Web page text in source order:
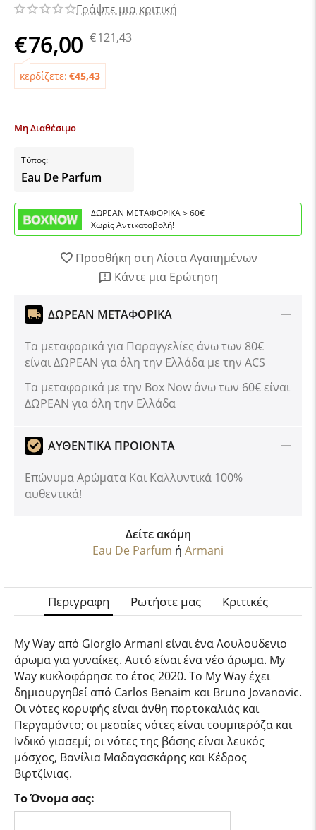
Γράψτε μια κριτική
€76,00 €121,43
κερδίζετε: €45,43
Μη Διαθέσιμο
Τύπος:
Eau De Parfum
ΔΩΡΕΑΝ ΜΕΤΑΦΟΡΙΚΑ > 60€
Χωρίς Αντικαταβολή!
Προσθήκη στη Λίστα Αγαπημένων
Κάντε μια Ερώτηση
ΔΩΡΕΑΝ ΜΕΤΑΦΟΡΙΚΑ
Τα μεταφορικά για Παραγγελίες άνω των 80€
είναι ΔΩΡΕΑΝ για όλη την Ελλάδα με την ACS
Tα μεταφορικά με την Box Now άνω των 60€ είναι
ΔΩΡΕΑΝ για όλη την Ελλάδα
ΑΥΘΕΝΤΙΚΑ ΠΡΟΙΟΝΤΑ
Επώνυμα Αρώματα Και Καλλυντικά 100%
αυθεντικά!
Δείτε ακόμη
Eau De Parfum ή Armani
Περιγραφη Ρωτήστε μας Κριτικές
My Way από Giorgio Armani είναι ένα Λουλουδενιο
άρωμα για γυναίκες. Αυτό είναι ένα νέο άρωμα. My
Way κυκλοφόρησε το έτος 2020. Το My Way έχει
δημιουργηθεί από Carlos Benaim και Bruno Jovanovic.
Οι νότες κορυφής είναι άνθη πορτοκαλιάς και
Περγαμόντο; οι μεσαίες νότες είναι τουμπερόζα και
Ινδικό γιασεμί; οι νότες της βάσης είναι λευκός
μόσχος, Βανίλια Μαδαγασκάρης και Κέδρος
Βιρτζίνιας.
Το Όνομα σας: